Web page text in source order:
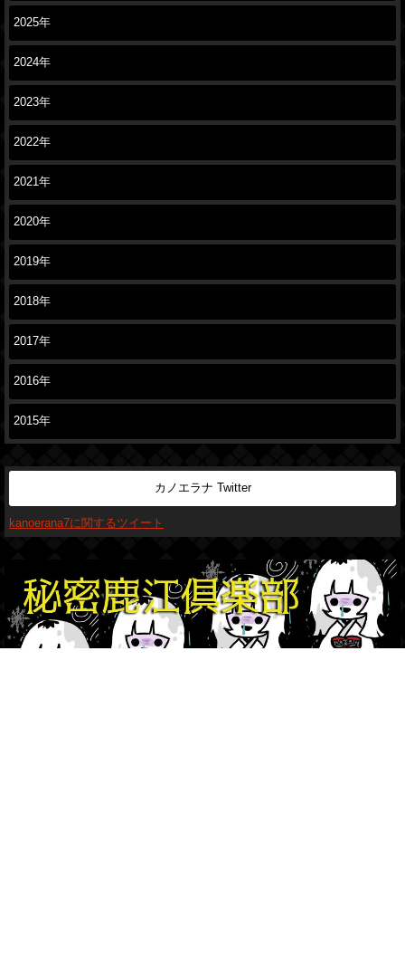
2025年
2024年
2023年
2022年
2021年
2020年
2019年
2018年
2017年
2016年
2015年
カノエラナ Twitter
kanoerana7に関するツイート